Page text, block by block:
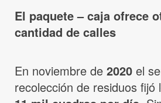
El paquete – caja ofrece
cantidad de calles
En noviembre de 2020 el
recolección de residuos fijó